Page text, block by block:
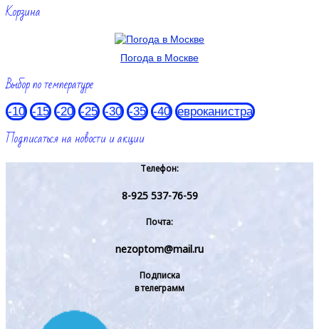
Корзина
Погода в Москве
Выбор по температуре
-10 -15 -20 -25 -30 -35 -40 евроканистра
Подписаться на новости и акции
Телефон:
8-925 537-76-59
Почта:
nezoptom@mail.ru
Подписка
в телеграмм